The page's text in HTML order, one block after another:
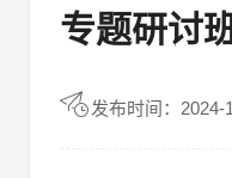
专题研讨
发布时间：2024-